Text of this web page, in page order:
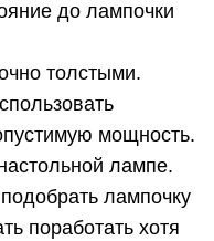
до лампочки
толстыми.
мощность.
лампе.
лампочку
поработать хотя